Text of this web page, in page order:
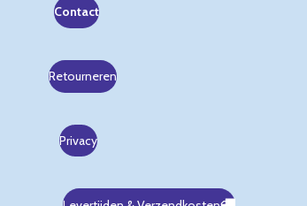
Contact
Retourneren
Privacy